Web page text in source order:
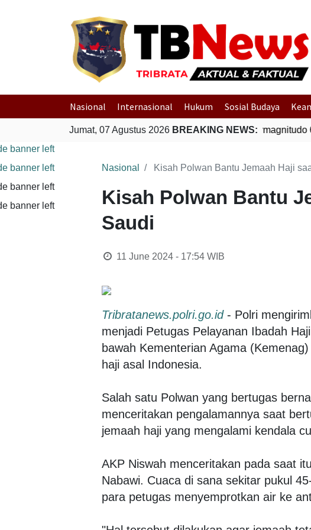
Nasional Internasional Hukum Sosial Budaya
Jumat, 07 Agustus 2026 BREAKING NEWS:
Guncang Seram Bagian Timur, Maluku Gempa Bumi Bermagnitudo
Nasional Kisah Polwan Bantu Jemaah Haji
Kisah Polwan Bantu
Saudi
11 June 2024 - 17:54WIB
Tribratanews.polri.go.id- Polri
menjadi Petugas Pelayanan Ibadah
bawah Kementerian Agama
haji asal Indonesia.
Salah satu Polwan yang bertugas
menceritakan pengalamannya saat
jemaah haji yang mengalami kendala
AKP Niswah menceritakan pada saat
Nabawi. Cuaca di sana sekitar pukul
para petugas menyemprotkan air ke